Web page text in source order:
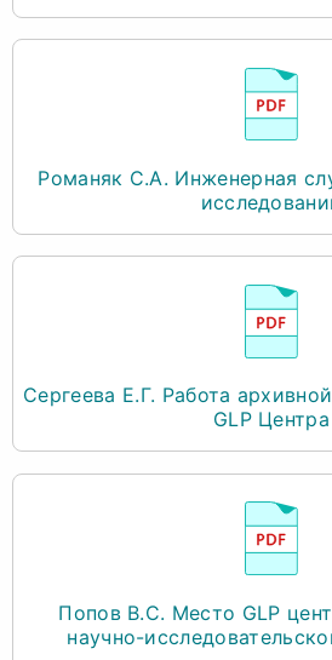
Романяк С.А. Инженерная
Сергеева Е.Г. Работа
GLP Центра
Попов В.С. Место GLP
научно-